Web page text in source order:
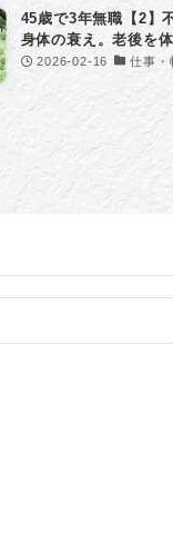
45歳で3年無職【2】
身体の衰え。老後を
2026-02-16 仕事・